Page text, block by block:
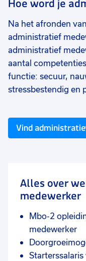
Hoe word je
Na het afronden
administratief
administratief
aantal
functie: secuur,
stressbestendig en
Vind
Alles over
medewerker
Mbo-2
medewerker